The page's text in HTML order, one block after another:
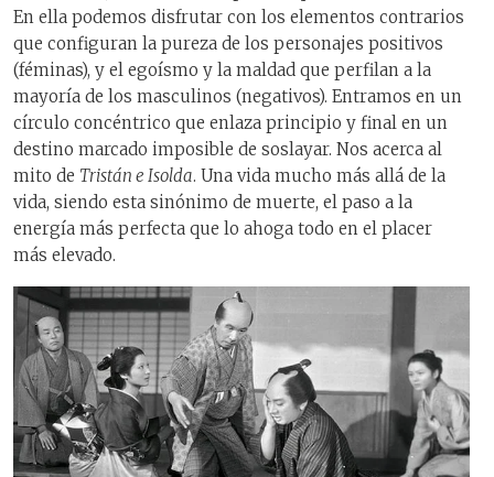
En ella podemos disfrutar con los elementos contrarios
que configuran la pureza de los personajes positivos
(féminas), y el egoísmo y la maldad que perfilan a la
mayoría de los masculinos (negativos). Entramos en un
círculo concéntrico que enlaza principio y final en un
destino marcado imposible de soslayar. Nos acerca al
mito de Tristán e Isolda. Una vida mucho más allá de la
vida, siendo esta sinónimo de muerte, el paso a la
energía más perfecta que lo ahoga todo en el placer
más elevado.